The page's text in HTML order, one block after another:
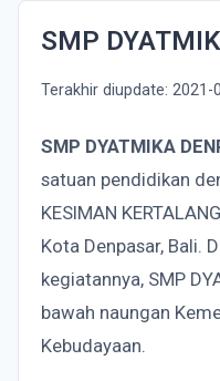
SMP
Terakhir diupdate: 2021-
SMP DYATMIKA
satuan pendidikan
KESIMAN
Kota Denpasar, Bali.
kegiatannya, SMP
bawah naungan
Kebudayaan.